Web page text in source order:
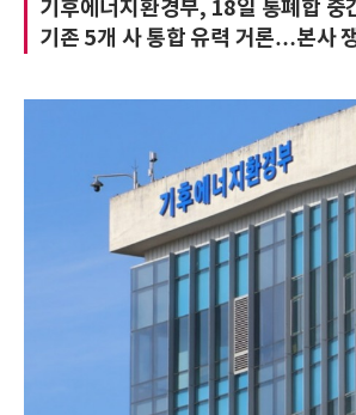
기후에너지환경부, 18일 통폐합 중
기존 5개 사 통합 유력 거론…본사